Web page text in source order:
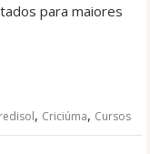
para maiores
, Criciúma, Cursos